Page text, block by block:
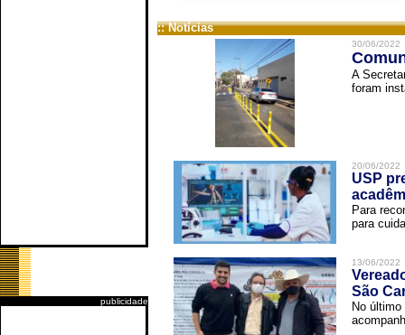
publicidade
:: Notícias
30/06/2022
A
foram
20/06/2022
USP
Para
para
13/06/2022
São
No